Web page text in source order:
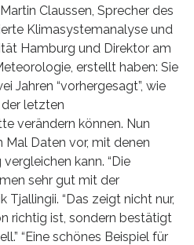
Claussen, Sprecher des
Klimasystemanalyse und
Hamburg und Direktor am
erstellt haben: Sie
Jahren “vorhergesagt”, wie
letzten
verändern können. Nun
Daten vor, mit denen
kann. “Die
sehr gut mit der
Tjallingii. “Das zeigt nicht nur,
richtig ist, sondern bestätigt
“Eine schönes Beispiel für